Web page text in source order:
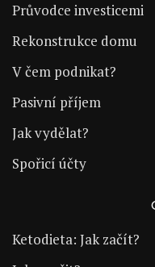
Průvodce investicemi
Rekonstrukce domu
V čem podnikat?
Pasivní příjem
Jak vydělat?
Spořicí účty
Ketodieta: Jak začít?